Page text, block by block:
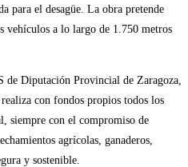
para el desagüe. La obra pretende
vehículos a lo largo de 1.750 metros
de Diputación Provincial de Zaragoza,
con fondos propios todos los
siempre con el compromiso de
agrícolas, ganaderos,
y sostenible.